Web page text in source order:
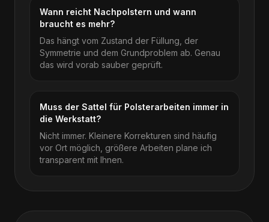
Wann reicht Nachpolstern und wann
braucht es mehr?
Das hängt vom Zustand der Füllung, der
Symmetrie und dem Grundproblem ab. Genau
das wird vorab sauber geprüft.
Muss der Sattel für Polsterarbeiten immer in
die Werkstatt?
Nicht immer. Kleinere Korrekturen sind häufig
vor Ort möglich, größere Arbeiten plane ich
transparent mit Ihnen.